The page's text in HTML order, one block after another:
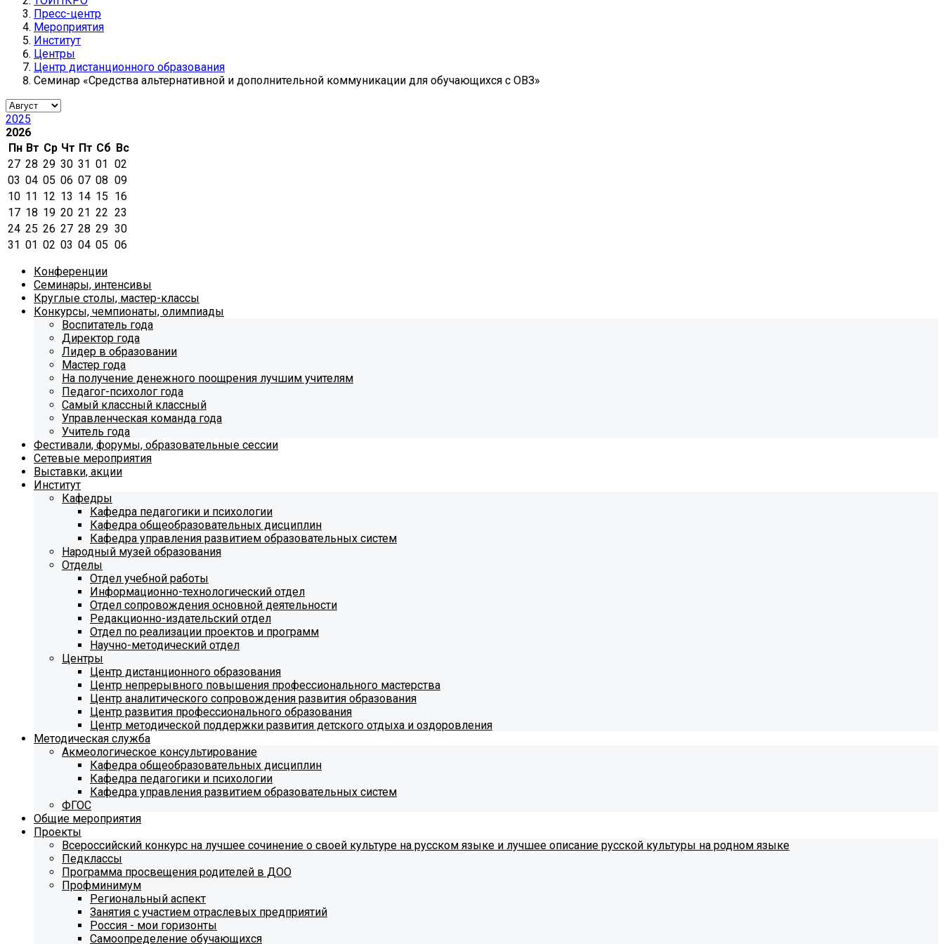
Пресс-центр
Мероприятия
Институт
Центры
Центр дистанционного образования
Семинар «Средства альтернативной и дополнительной коммуникации для обучающихся с ОВЗ»
2025
2026
Пн Вт Ср Чт Пт Сб Вс
27 28 29 30 31 01 02
03 04 05 06 07 08 09
10 11 12 13 14 15 16
17 18 19 20 21 22 23
24 25 26 27 28 29 30
31 01 02 03 04 05 06
Конференции
Семинары, интенсивы
Круглые столы, мастер-классы
Конкурсы, чемпионаты, олимпиады
Воспитатель года
Директор года
Лидер в образовании
Мастер года
На получение денежного поощрения лучшим учителям
Педагог-психолог года
Самый классный классный
Управленческая команда года
Учитель года
Фестивали, форумы, образовательные сессии
Сетевые мероприятия
Выставки, акции
Институт
Кафедры
Кафедра педагогики и психологии
Кафедра общеобразовательных дисциплин
Кафедра управления развитием образовательных систем
Народный музей образования
Отделы
Отдел учебной работы
Информационно-технологический отдел
Отдел сопровождения основной деятельности
Редакционно-издательский отдел
Отдел по реализации проектов и программ
Научно-методический отдел
Центры
Центр дистанционного образования
Центр непрерывного повышения профессионального мастерства
Центр аналитического сопровождения развития образования
Центр развития профессионального образования
Центр методической поддержки развития детского отдыха и оздоровления
Методическая служба
Акмеологическое консультирование
Кафедра общеобразовательных дисциплин
Кафедра педагогики и психологии
Кафедра управления развитием образовательных систем
ФГОС
Общие мероприятия
Проекты
Всероссийский конкурс на лучшее сочинение о своей культуре на русском языке и лучшее описание русской культуры на родном языке
Педклассы
Программа просвещения родителей в ДОО
Профминимум
Региональный аспект
Занятия с участием отраслевых предприятий
Россия - мои горизонты
Самоопределение обучающихся